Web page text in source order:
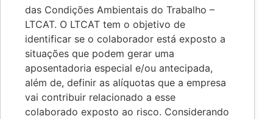
das Condições Ambientais do Trabalho –
LTCAT. O LTCAT tem o objetivo de
identificar se o colaborador está exposto a
situações que podem gerar uma
aposentadoria especial e/ou antecipada,
além de, definir as alíquotas que a empresa
vai contribuir relacionado a esse
colaborado exposto ao risco. Considerando